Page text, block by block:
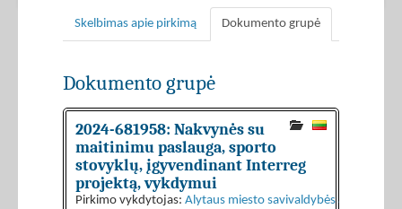
Skelbimas apie pirkimą Dokumento grupė
Dokumento grupė
2024-681958: Nakvynės su
maitinimu paslauga, sporto
stovyklų, įgyvendinant Interreg
projektą, vykdymui
Pirkimo vykdytojas: Alytaus miesto savivaldybės